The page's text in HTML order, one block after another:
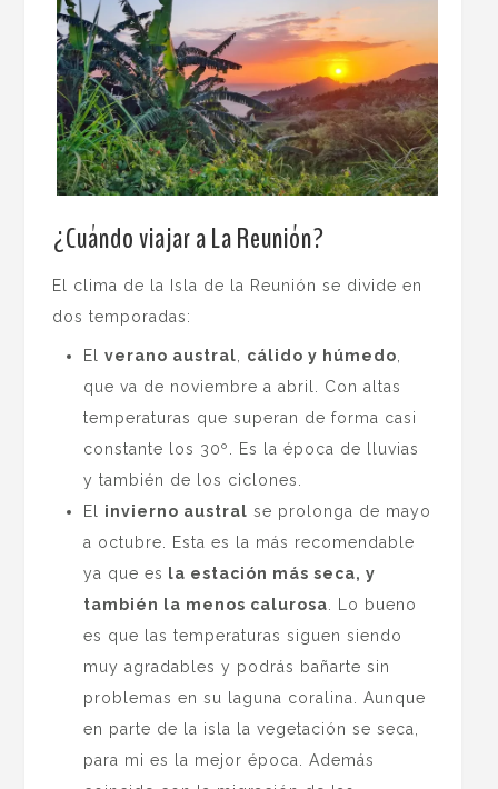
¿Cuándo viajar a La Reunión?
El clima de la Isla de la Reunión se divide en
dos temporadas:
Elverano austral, cálido y húmedo,
que va de noviembre a abril. Con altas
temperaturas que superan de forma casi
constante los 30º. Es la época de lluvias
y también de los ciclones.
El invierno austral se prolonga de mayo
a octubre. Esta es la más recomendable
ya que es la estación más seca, y
también la menos calurosa. Lo bueno
es que las temperaturas siguen siendo
muy agradables y podrás bañarte sin
problemas en su laguna coralina. Aunque
en parte de la isla la vegetación se seca,
para mi es la mejor época. Además